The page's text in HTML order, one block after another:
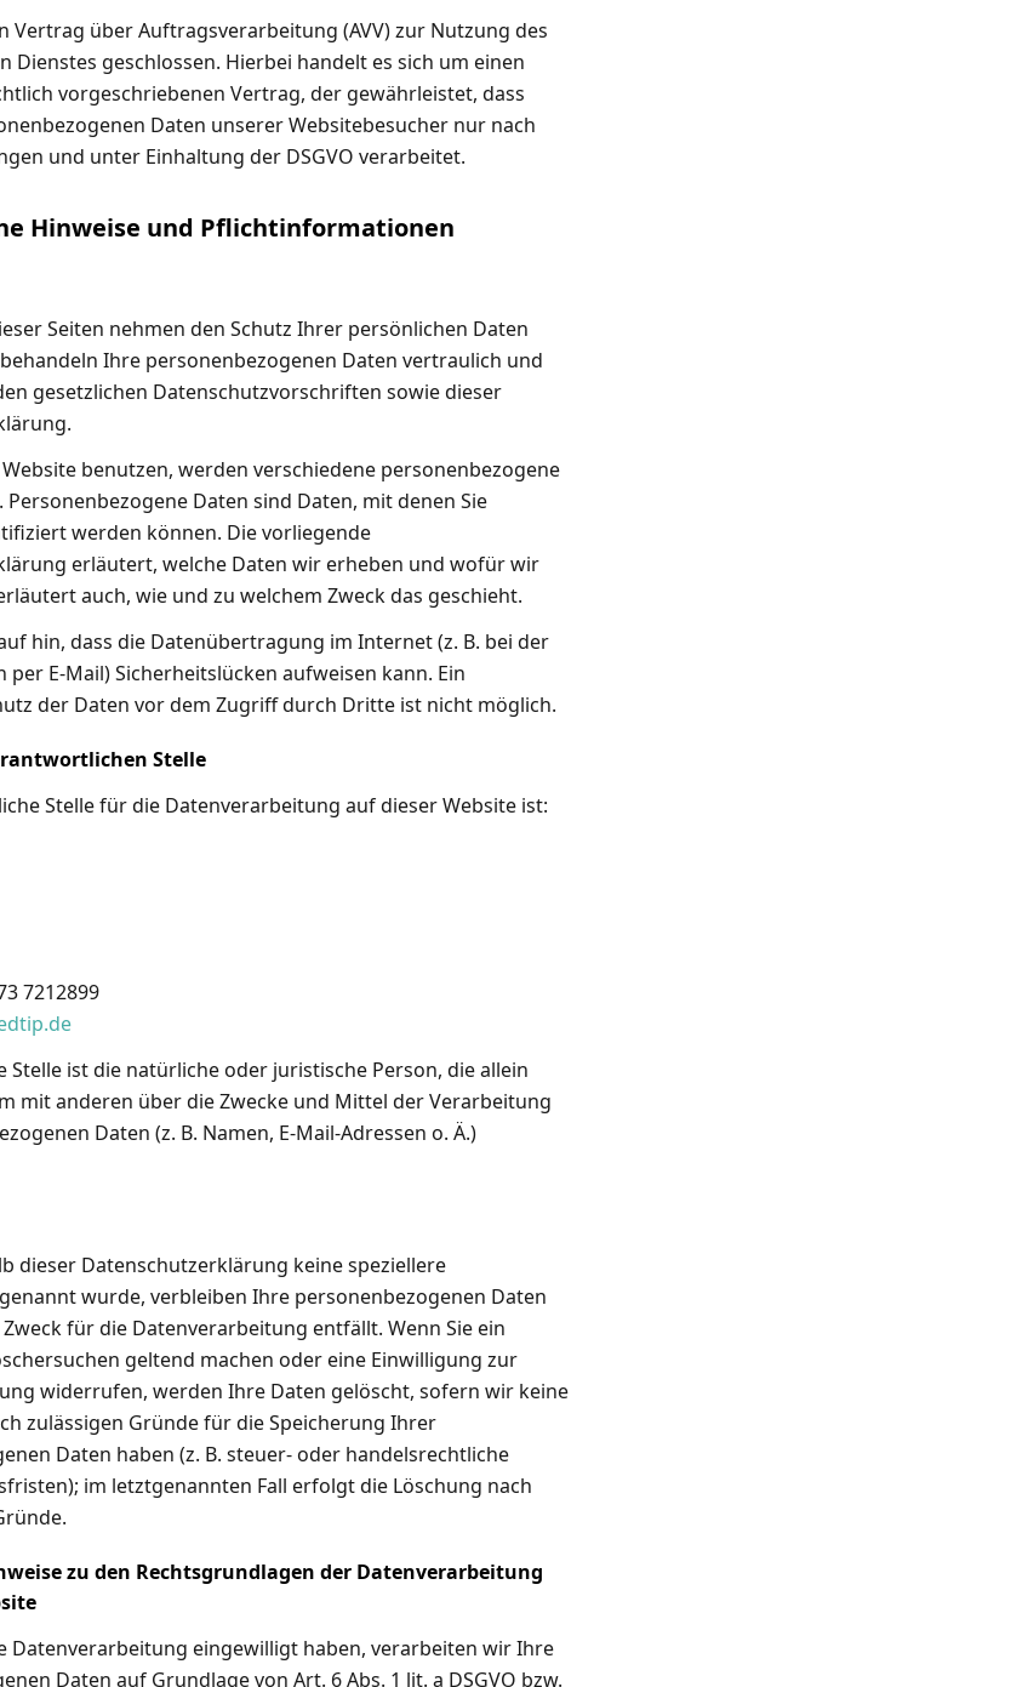
Vertrag über Auftragsverarbeitung (AVV) zur Nutzung des
Dienstes geschlossen. Hierbei handelt es sich um einen
vorgeschriebenen Vertrag, der gewährleistet, dass
Daten unserer Websitebesucher nur nach
und unter Einhaltung der DSGVO verarbeitet.
Hinweise und Pflicht­informationen
Seiten nehmen den Schutz Ihrer persönlichen Daten
Ihre personenbezogenen Daten vertraulich und
gesetzlichen Datenschutzvorschriften sowie dieser
Website benutzen, werden verschiedene personenbezogene
Daten sind Daten, mit denen Sie
werden können. Die vorliegende
erläutert, welche Daten wir erheben und wofür wir
auch, wie und zu welchem Zweck das geschieht.
hin, dass die Datenübertragung im Internet (z. B. bei der
per E-Mail) Sicherheitslücken aufweisen kann. Ein
der Daten vor dem Zugriff durch Dritte ist nicht möglich.
Stelle
Stelle für die Datenverarbeitung auf dieser Website ist:
7212899
Stelle ist die natürliche oder juristische Person, die allein
mit anderen über die Zwecke und Mittel der Verarbeitung
Daten (z. B. Namen, E-Mail-Adressen o. Ä.)
dieser Datenschutzerklärung keine speziellere
wurde, verbleiben Ihre personenbezogenen Daten
für die Datenverarbeitung entfällt. Wenn Sie ein
geltend machen oder eine Einwilligung zur
widerrufen, werden Ihre Daten gelöscht, sofern wir keine
zulässigen Gründe für die Speicherung Ihrer
Daten haben (z. B. steuer- oder handelsrechtliche
im letztgenannten Fall erfolgt die Löschung nach
zu den Rechtsgrundlagen der Datenverarbeitung
Datenverarbeitung eingewilligt haben, verarbeiten wir Ihre
Daten auf Grundlage von Art. 6 Abs. 1 lit. a DSGVO bzw.